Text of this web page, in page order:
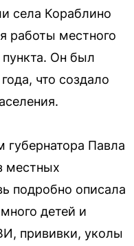
села Кораблино
работы местного
Он был
что создало
губернатора Павла
местных
подробно описала
детей и
прививки, уколы